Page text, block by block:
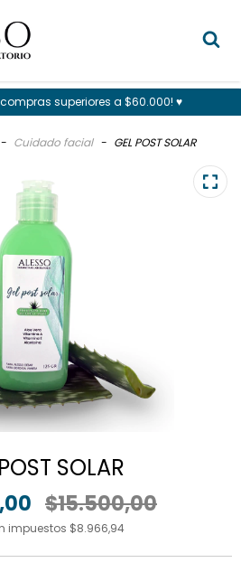
compras superiores a $60.000! ♥
- Cuidado facial - GEL POST SOLAR
SOLAR
$15.500,00
impuestos $8.966,94